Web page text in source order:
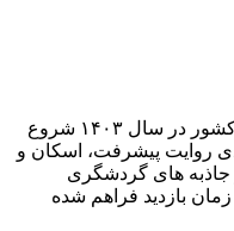
سامانه جامع اردویی و مراکز بازدیدی کشور در سال ۱۴۰۳ شروع
روایت پیشرفت، اسکان و
جاذبه های گردشگری
بازدید فراهم شده